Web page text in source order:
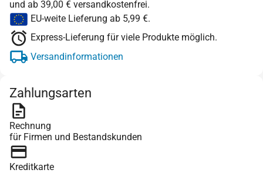
und ab 39,00 € versandkostenfrei.
EU-weite Lieferung ab 5,99 €.
Express-Lieferung für viele Produkte möglich.
Versandinformationen
Zahlungsarten
Rechnung
für Firmen und Bestandskunden
Kreditkarte